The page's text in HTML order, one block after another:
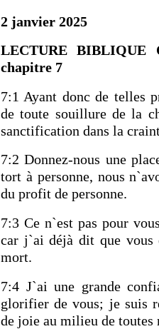
2 janvier 2025
LECTURE BIBLIQUE
chapitre 7
7:1 Ayant donc de telles
de toute souillure de la
sanctification dans la
7:2 Donnez-nous une
tort à personne, nous
du profit de personne.
7:3 Ce n`est pas pour
car j`ai déjà dit que vous
mort.
7:4 J`ai une grande
glorifier de vous; je suis
de joie au milieu de toutes